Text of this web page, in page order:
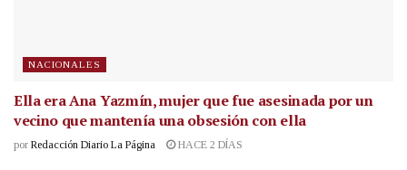
NACIONALES
Ella era Ana Yazmín, mujer que fue asesinada por un
vecino que mantenía una obsesión con ella
por Redacción Diario La Página HACE 2 DÍAS